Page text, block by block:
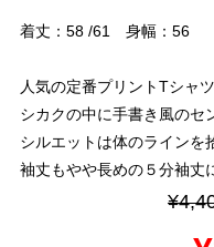
着丈：58 /61 身幅：56
人気の定番プリントTシャ
シカクの中に手書き風のセ
シルエットは体のラインを
袖丈もやや長めの５分袖丈